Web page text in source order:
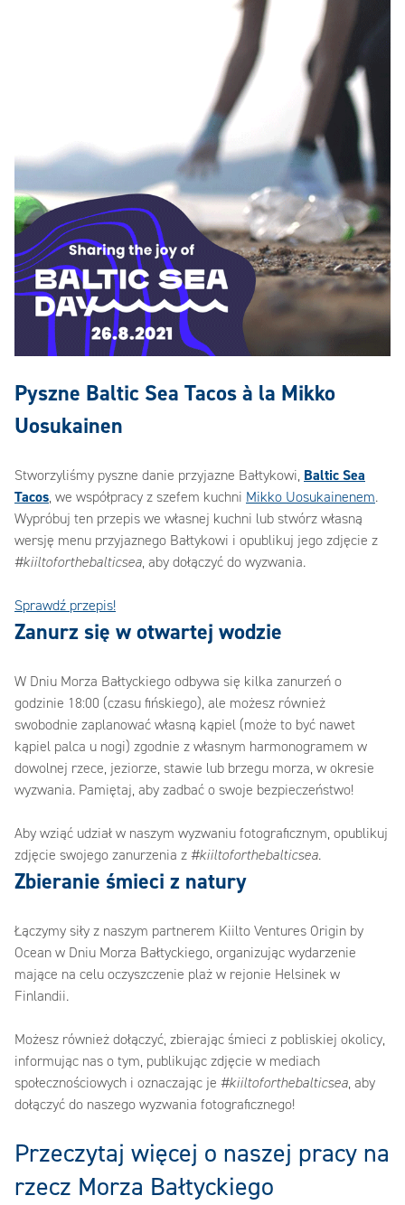
Pyszne Baltic Sea Tacos à la Mikko
Uosukainen
‎Stworzyliśmy pyszne danie przyjazne Bałtykowi, ‎ ‎Baltic Sea
Tacos‎‎, we współpracy z szefem kuchni ‎ ‎Mikko Uosukainenem‎‎.
Wypróbuj ten przepis we własnej kuchni lub stwórz własną
wersję menu przyjaznego Bałtykowi i opublikuj jego zdjęcie z
‎#kiiltoforthebalticsea‎‎, aby dołączyć do wyzwania. ‎
‎Sprawdź przepis!‎
‎Zanurz się w otwartej wodzie‎
‎W Dniu Morza Bałtyckiego odbywa się kilka zanurzeń o
godzinie 18:00 (czasu fińskiego), ale możesz również
swobodnie zaplanować własną kąpiel (może to być nawet
kąpiel palca u nogi) zgodnie z własnym harmonogramem w
dowolnej rzece, jeziorze, stawie lub brzegu morza, w okresie
wyzwania. Pamiętaj, aby zadbać o swoje bezpieczeństwo! ‎
‎Aby wziąć udział w naszym wyzwaniu fotograficznym, opublikuj
zdjęcie swojego zanurzenia z ‎ ‎#kiiltoforthebalticsea‎‎.‎
‎Zbieranie śmieci z natury
‎Łączymy siły z naszym partnerem Kiilto Ventures Origin by
Ocean w Dniu Morza Bałtyckiego, organizując wydarzenie
mające na celu oczyszczenie plaż w rejonie Helsinek w
Finlandii.
Możesz również dołączyć, zbierając śmieci z pobliskiej okolicy,
informując nas o tym, publikując zdjęcie w mediach
społecznościowych i oznaczając je ‎ ‎#kiiltoforthebalticsea‎‎, aby
dołączyć do naszego wyzwania fotograficznego! ‎
‎Przeczytaj więcej o naszej pracy na
rzecz Morza Bałtyckiego